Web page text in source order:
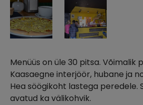
Menüüs on üle 30 pitsa. Võimalik
Kaasaegne interjöör, hubane ja
Hea söögikoht lastega peredele.
avatud ka välikohvik.